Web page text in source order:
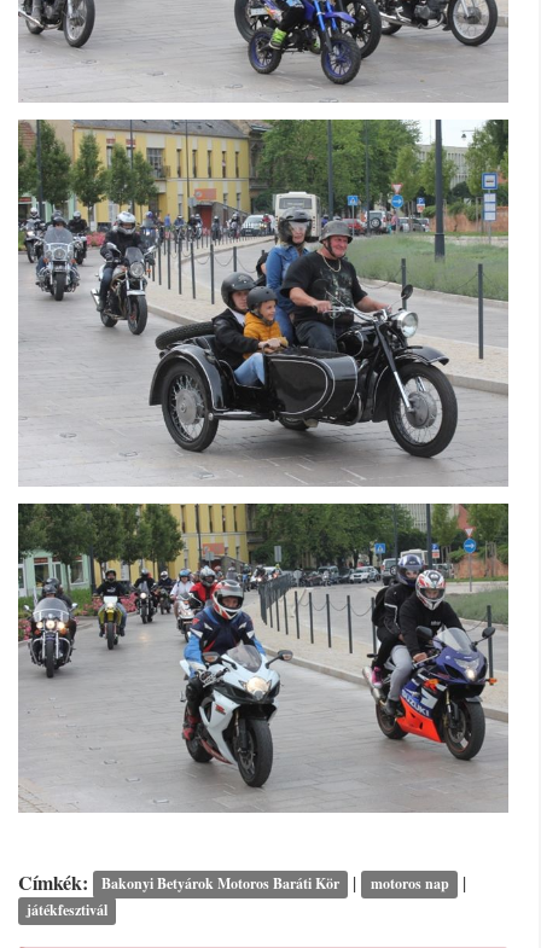
Címkék: Bakonyi Betyárok Motoros Baráti Kör | motoros nap |
játékfesztivál